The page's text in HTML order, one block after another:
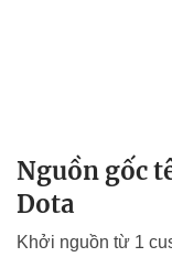
Nguồn gốc
Dota
Khởi nguồn từ 1